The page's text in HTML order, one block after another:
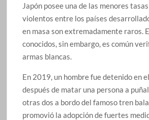
Japón posee una de las menores
violentos entre los países
en masa son extremadamente raros.
conocidos, sin embargo, es común
armas blancas.
En 2019, un hombre fue detenido en
después de matar una persona a
otras dos a bordo del famoso tren
promovió la adopción de fuertes